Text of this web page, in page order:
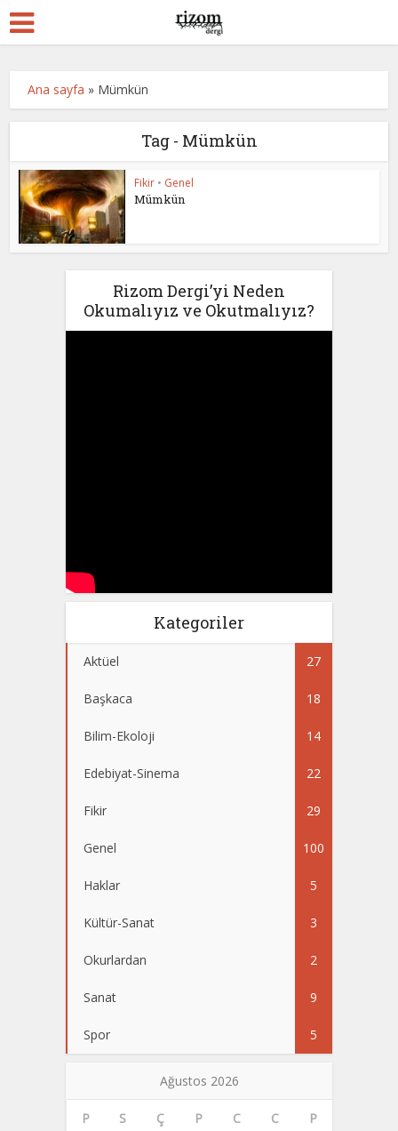
Ana sayfa » Mümkün
Tag - Mümkün
Fikir • Genel
Mümkün
Rizom Dergi’yi Neden
Okumalıyız ve Okutmalıyız?
Kategoriler
Aktüel 27
Başkaca 18
Bilim-Ekoloji 14
Edebiyat-Sinema 22
Fikir 29
Genel 100
Haklar 5
Kültür-Sanat 3
Okurlardan 2
Sanat 9
Spor 5
Ağustos 2026
P S Ç P C C P